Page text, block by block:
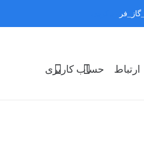
ارتباط حساب کاربری